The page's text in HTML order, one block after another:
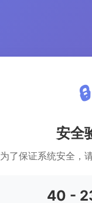
🔒
安全
为了保证系统安全，
40 -